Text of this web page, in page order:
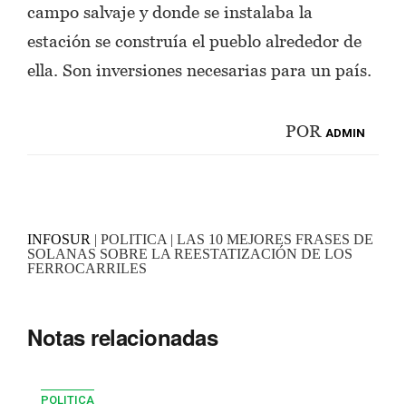
campo salvaje y donde se instalaba la
estación se construía el pueblo alrededor de
ella. Son inversiones necesarias para un país.
POR ADMIN
INFOSUR | POLITICA | LAS 10 MEJORES FRASES DE
SOLANAS SOBRE LA REESTATIZACIÓN DE LOS
FERROCARRILES
Notas relacionadas
POLITICA